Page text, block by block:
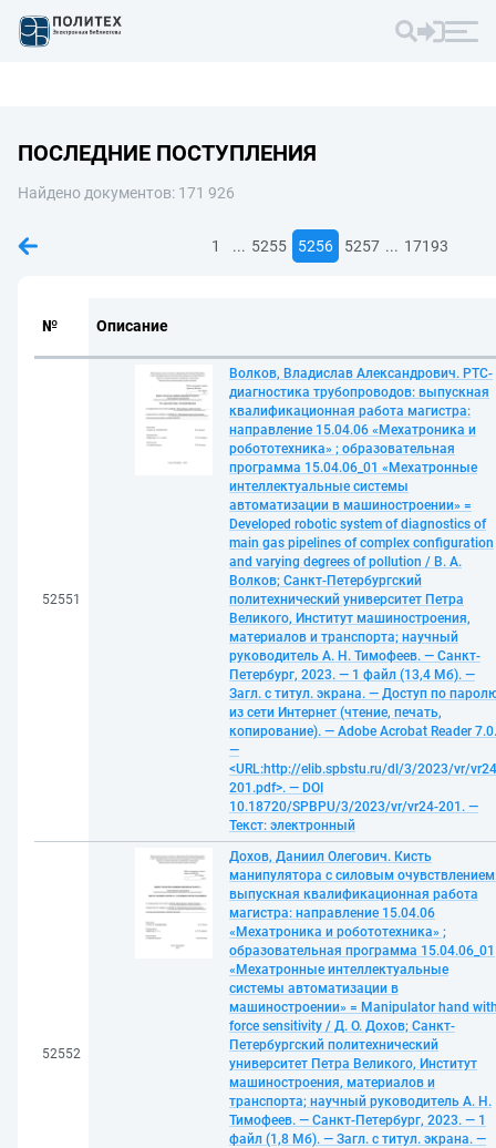
ПОСЛЕДНИЕ ПОСТУПЛЕНИЯ
Найдено документов: 171 926
1 ... 5255 5256 5257 ... 17193
№ Описание
52551
Волков, Владислав Александрович. РТС-
диагностика трубопроводов: выпускная
квалификационная работа магистра:
направление 15.04.06 «Мехатроника и
робототехника» ; образовательная
программа 15.04.06_01 «Мехатронные
интеллектуальные системы
автоматизации в машиностроении» =
Developed robotic system of diagnostics of
main gas pipelines of complex configuration
and varying degrees of pollution / В. А.
Волков; Санкт-Петербургский
политехнический университет Петра
Великого, Институт машиностроения,
материалов и транспорта; научный
руководитель А. Н. Тимофеев. — Санкт-
Петербург, 2023. — 1 файл (13,4 Мб). —
Загл. с титул. экрана. — Доступ по
из сети Интернет (чтение, печать,
копирование). — Adobe Acrobat Reader 7.0.
—
<URL:http://elib.spbstu.ru/dl/3/2023/vr/
201.pdf>. — DOI
10.18720/SPBPU/3/2023/vr/vr24-201. —
Текст: электронный
52552
Дохов, Даниил Олегович. Кисть
манипулятора с силовым
выпускная квалификационная работа
магистра: направление 15.04.06
«Мехатроника и робототехника» ;
образовательная программа 15.04.06_01
«Мехатронные интеллектуальные
системы автоматизации в
машиностроении» = Manipulator hand
force sensitivity / Д. О. Дохов; Санкт-
Петербургский политехнический
университет Петра Великого, Институт
машиностроения, материалов и
транспорта; научный руководитель А. Н.
Тимофеев. — Санкт-Петербург, 2023. — 1
файл (1,8 Мб). — Загл. с титул. экрана. —